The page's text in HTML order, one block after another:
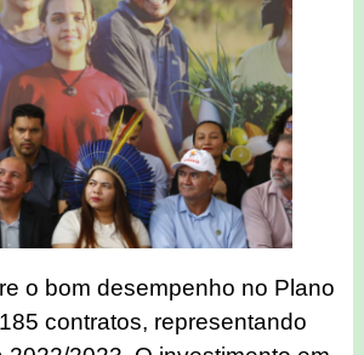
o bom desempenho no Plano
contratos, representando